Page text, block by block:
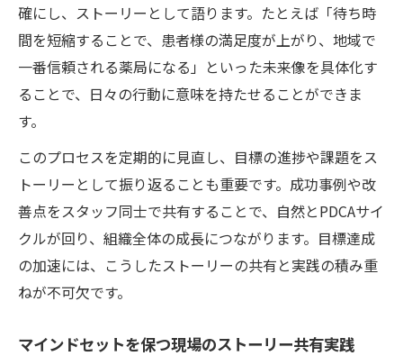
確にし、ストーリーとして語ります。たとえば「待ち時
間を短縮することで、患者様の満足度が上がり、地域で
一番信頼される薬局になる」といった未来像を具体化す
ることで、日々の行動に意味を持たせることができま
す。
このプロセスを定期的に見直し、目標の進捗や課題をス
トーリーとして振り返ることも重要です。成功事例や改
善点をスタッフ同士で共有することで、自然とPDCAサイ
クルが回り、組織全体の成長につながります。目標達成
の加速には、こうしたストーリーの共有と実践の積み重
ねが不可欠です。
マインドセットを保つ現場のストーリー共有実践